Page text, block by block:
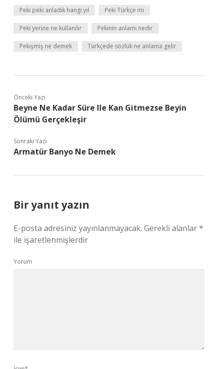
Peki peki anladık hangi yıl Peki Türkçe mi
Peki yerine ne kullanılır Pekinin anlamı nedir
Pekişmiş ne demek Türkçede sözlük ne anlama gelir
Önceki Yazı
Beyne Ne Kadar Süre Ile Kan Gitmezse Beyin
Ölümü Gerçekleşir
Sonraki Yazı
Armatür Banyo Ne Demek
Bir yanıt yazın
E-posta adresiniz yayınlanmayacak. Gerekli alanlar*
ile işaretlenmişlerdir
Yorum